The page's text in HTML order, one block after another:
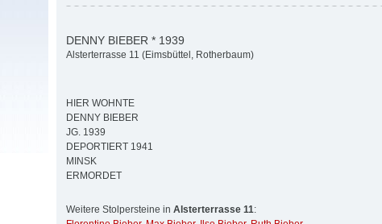
DENNY BIEBER * 1939
Alsterterrasse 11 (Eimsbüttel, Rotherbaum)
HIER WOHNTE
DENNY BIEBER
JG. 1939
DEPORTIERT 1941
MINSK
ERMORDET
Weitere Stolpersteine in Alsterterrasse 11: